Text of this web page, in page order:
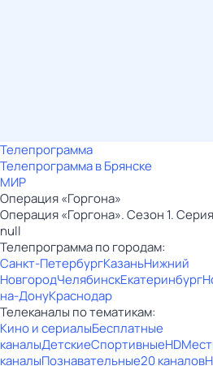
Телепрограмма
Телепрограмма в Брянске
МИР
Операция «Горгона»
Операция «Горгона». Сезон 1.
null
Телепрограмма по городам:
Санкт-ПетербургКазаньНижний
НовгородЧелябинскЕкатеринбург
на-ДонуКраснодар
Телеканалы по тематикам:
Кино и сериалыБесплатные
каналыДетскиеСпортивныеHD
каналыПознавательные20 каналов